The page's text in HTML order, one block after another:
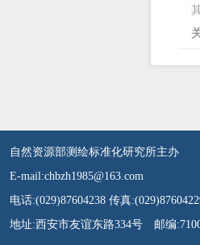
自然资源部测绘标准化研究所主办
E-mail:chbzh1985@163.com
电话:(029)87604238 传真
地址:西安市友谊东路334号 邮编